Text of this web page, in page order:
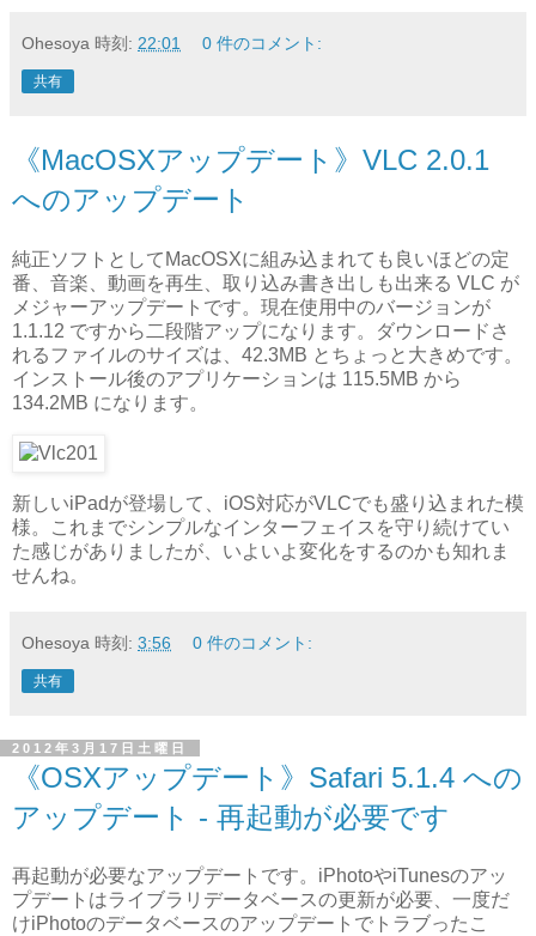
Ohesoya 時刻: 22:01 0 件のコメント:
共有
《MacOSXアップデート》VLC 2.0.1
へのアップデート
純正ソフトとしてMacOSXに組み込まれても良いほどの定
番、音楽、動画を再生、取り込み書き出しも出来る VLC が
メジャーアップデートです。現在使用中のバージョンが
1.1.12 ですから二段階アップになります。ダウンロードさ
れるファイルのサイズは、42.3MB とちょっと大きめです。
インストール後のアプリケーションは 115.5MB から
134.2MB になります。
新しいiPadが登場して、iOS対応がVLCでも盛り込まれた模
様。これまでシンプルなインターフェイスを守り続けてい
た感じがありましたが、いよいよ変化をするのかも知れま
せんね。
Ohesoya 時刻: 3:56 0 件のコメント:
共有
2012年3月17日土曜日
《OSXアップデート》Safari 5.1.4 への
アップデート - 再起動が必要です
再起動が必要なアップデートです。iPhotoやiTunesのアッ
プデートはライブラリデータベースの更新が必要、一度だ
けiPhotoのデータベースのアップデートでトラブったこ